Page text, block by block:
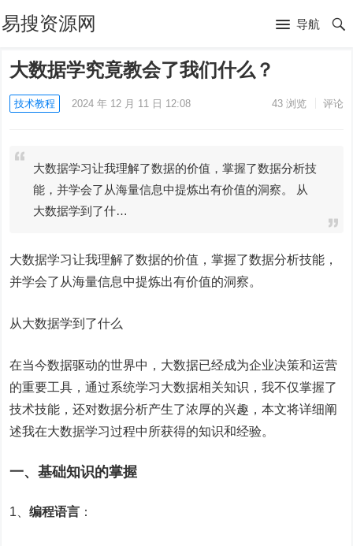
易搜资源网 导航
大数据学究竟教会了我们什么？
技术教程 2024 年 12 月 11 日 12:08 43浏览 评论
大数据学习让我理解了数据的价值，掌握了数据分析技
能，并学会了从海量信息中提炼出有价值的洞察。 从
大数据学到了什…
大数据学习让我理解了数据的价值，掌握了数据分析技能，
并学会了从海量信息中提炼出有价值的洞察。
从大数据学到了什么
在当今数据驱动的世界中，大数据已经成为企业决策和运营
的重要工具，通过系统学习大数据相关知识，我不仅掌握了
技术技能，还对数据分析产生了浓厚的兴趣，本文将详细阐
述我在大数据学习过程中所获得的知识和经验。
一、基础知识的掌握
1、编程语言 ：